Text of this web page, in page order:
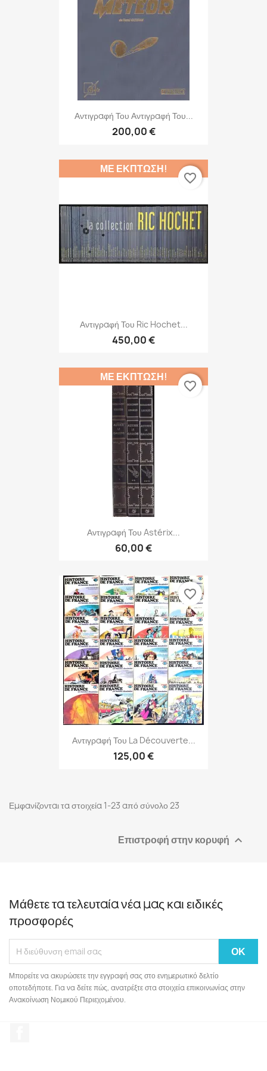
Αντιγραφή Του Αντιγραφή Του...
200,00 €
Αντιγραφή Του Ric Hochet...
450,00 €
ΜΕ ΈΚΠΤΩΣΗ!
favorite_border
Αντιγραφή Του Astérix...
60,00 €
ΜΕ ΈΚΠΤΩΣΗ!
favorite_border
Αντιγραφή Του La Découverte...
125,00 €
favorite_border
Εμφανίζονται τα στοιχεία 1-23 από σύνολο 23
Επιστροφή στην κορυφή 
Μάθετε τα τελευταία νέα μας και ειδικές
προσφορές
Μπορείτε να ακυρώσετε την εγγραφή σας στο ενημερωτικό δελτίο
οποτεδήποτε. Για να δείτε πώς, ανατρέξτε στα στοιχεία επικοινωνίας στην
Ανακοίνωση Νομικού Περιεχομένου.